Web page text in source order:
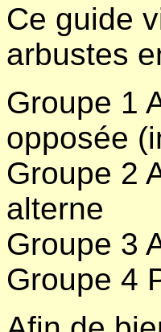
Ce guide
arbustes
Groupe 1
opposée
Groupe 2
alterne
Groupe 3
Groupe 4